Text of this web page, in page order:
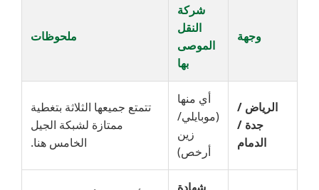
وجهة
شركة
النقل
الموصى
بها
ملحوظات
الرياض /
جدة /
الدمام
أي منها
(موبايلي/
زين
أرخص)
تتمتع جميعها الثلاثة بتغطية
ممتازة لشبكة الجيل
الخامس هنا.